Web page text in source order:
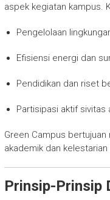
aspek kegiatan kampus.
Pengelolaan
Efisiensi energi dan
Pendidikan dan riset
Partisipasi aktif sivitas
Green Campus
akademik dan kelestarian
Prinsip-Prinsip